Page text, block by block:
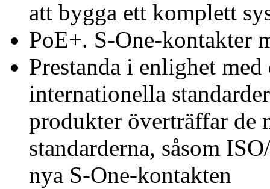
att bygga ett komplett
PoE+. S-One-kontakter
Prestanda i enlighet med
internationella
produkter överträffar de
standarderna, såsom
nya S-One-kontakten